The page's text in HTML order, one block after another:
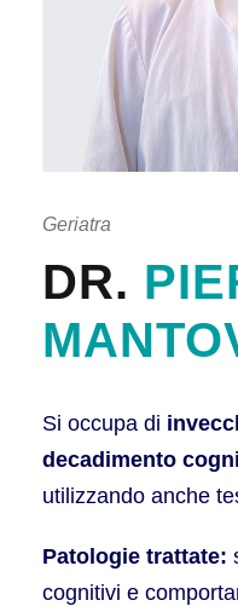
Geriatra
DR.
Si occupa di
decadimento
utilizzando anche
Patologie trattate:
cognitivi e